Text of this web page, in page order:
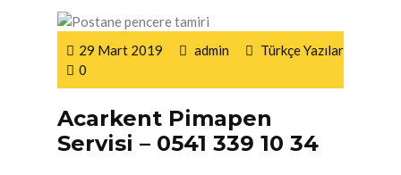
29 Mart 2019 admin
Türkçe Yazılar
0
Acarkent Pimapen
Servisi – 0541 339 10 34